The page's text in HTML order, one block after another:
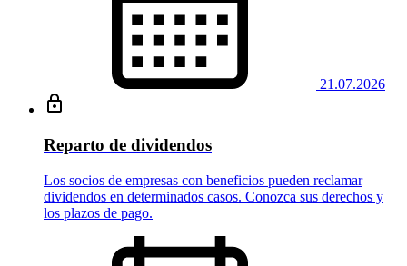
21.07.2026
Reparto de dividendos
Los socios de empresas con beneficios pueden reclamar
dividendos en determinados casos. Conozca sus derechos y
los plazos de pago.